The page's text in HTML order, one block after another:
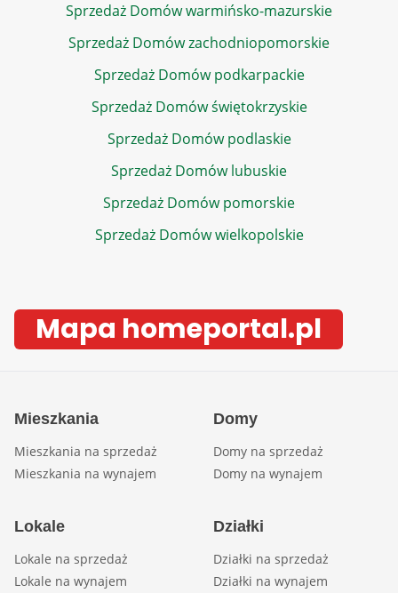
Sprzedaż Domów warmińsko-mazurskie
Sprzedaż Domów zachodniopomorskie
Sprzedaż Domów podkarpackie
Sprzedaż Domów świętokrzyskie
Sprzedaż Domów podlaskie
Sprzedaż Domów lubuskie
Sprzedaż Domów pomorskie
Sprzedaż Domów wielkopolskie
Mapa homeportal.pl
Mieszkania
Mieszkania na sprzedaż
Mieszkania na wynajem
Domy
Domy na sprzedaż
Domy na wynajem
Lokale
Lokale na sprzedaż
Lokale na wynajem
Działki
Działki na sprzedaż
Działki na wynajem